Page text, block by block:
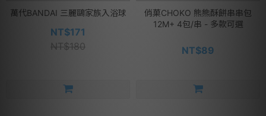
萬代BANDAI 三麗鷗家族入浴球
NT$171
NT$180
俏菓CHOKO 熊熊酥餅串串包
12M+ 4包/串 - 多款可選
NT$89